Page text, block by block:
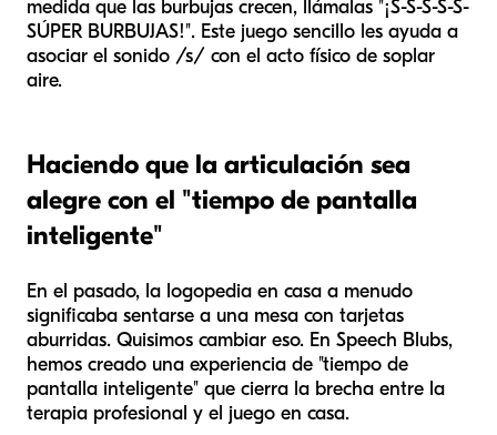
medida que las burbujas crecen, llámalas "¡S-S-S-S-S-
SÚPER BURBUJAS!". Este juego sencillo les ayuda a
asociar el sonido /s/ con el acto físico de soplar
aire.
Haciendo que la articulación sea
alegre con el "tiempo de pantalla
inteligente"
En el pasado, la logopedia en casa a menudo
significaba sentarse a una mesa con tarjetas
aburridas. Quisimos cambiar eso. En Speech Blubs,
hemos creado una experiencia de "tiempo de
pantalla inteligente" que cierra la brecha entre la
terapia profesional y el juego en casa.